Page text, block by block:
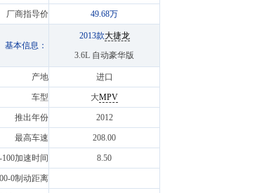
厂商指导价 49.68万
基本信息：
2013款大捷龙
3.6L 自动豪华版
产地 进口
车型 大MPV
推出年份 2012
最高车速 208.00
100加速时间 8.50
0制动距离